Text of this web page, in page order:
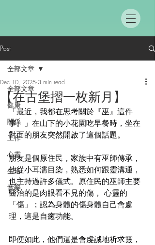
Post
全部文章
健康
關係
工作
心靈
生活
音樂
全部文章
【在古堡摺一枚新月】
Dec 10, 2025 3 min read
「最近，我都在思考關於『巫』這件
事。」在山下的小花園吃早餐時，坐在
對面的朋友突然開啟了這個話題。
朋友是個原住民，家族中有巫師傳承，
他從小耳濡目染，熟悉如何跟靈溝通，
也主持過許多儀式。原住民的巫師主要
醫治的是肉眼看不見的傷， 心靈的
「傷」；認為身體的傷身體自己會處
理，這是自癒功能。
即便如此，他們還是會虔誠地祈求靈，